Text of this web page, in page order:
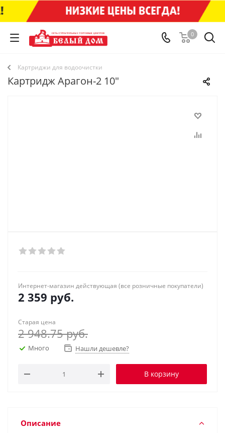
0
Картриджи для водоочистки
Картридж Арагон-2 10"
Интернет-магазин действующая (все розничные покупатели)
2 359 руб.
Старая цена
2 948.75руб.
Много Нашли дешевле?
В корзину
Описание